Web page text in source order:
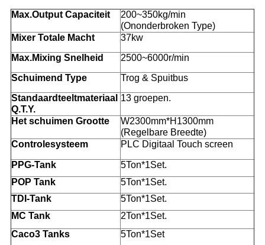
Max.Output Capaciteit
200~350kg/min
(Ononderbroken Type)
Mixer Totale Macht
37kw
Max.Mixing Snelheid
2500~6000r/min
Schuimend Type
Trog & Spuitbus
Standaardteeltmateriaal
Q.T.Y.
13 groepen.
Het schuimen Grootte
W2300mm*H1300mm
(Regelbare Breedte)
Controlesysteem
PLC Digitaal Touch screen
PPG-Tank
5Ton*1Set.
POP Tank
5Ton*1Set.
TDI-Tank
5Ton*1Set.
MC Tank
2Ton*1Set.
Caco3 Tanks
5Ton*1Set